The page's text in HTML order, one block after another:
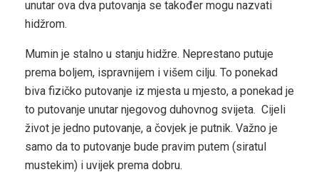
unutar ova dva putovanja se također mogu nazvati
hidžrom.
Mumin je stalno u stanju hidžre. Neprestano putuje
prema boljem, ispravnijem i višem cilju. To ponekad
biva fizičko putovanje iz mjesta u mjesto, a ponekad je
to putovanje unutar njegovog duhovnog svijeta. Cijeli
život je jedno putovanje, a čovjek je putnik. Važno je
samo da to putovanje bude pravim putem (siratul
mustekim) i uvijek prema dobru.